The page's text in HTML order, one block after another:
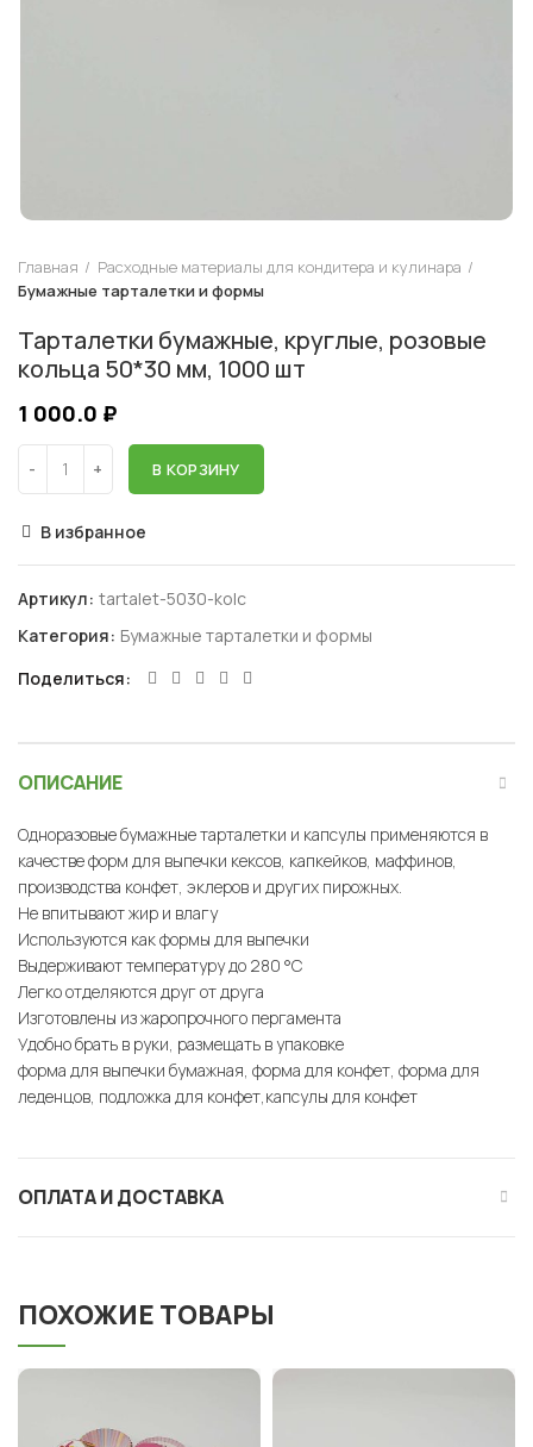
Главная
Расходные материалы для кондитера и кулинара
Бумажные тарталетки и формы
Тарталетки бумажные, круглые, розовые
кольца 50*30 мм, 1000 шт
1 000.0 ₽
В КОРЗИНУ
В избранное
Артикул: tartalet-5030-kolc
Категория: Бумажные тарталетки и формы
Поделиться
ОПИСАНИЕ
Одноразовые бумажные тарталетки и капсулы применяются в
качестве форм для выпечки кексов, капкейков, маффинов,
производства конфет, эклеров и других пирожных.
Не впитывают жир и влагу
Используются как формы для выпечки
Выдерживают температуру до 280 °C
Легко отделяются друг от друга
Изготовлены из жаропрочного пергамента
Удобно брать в руки, размещать в упаковке
форма для выпечки бумажная, форма для конфет, форма для
леденцов, подложка для конфет,капсулы для конфет
ОПЛАТА И ДОСТАВКА
ПОХОЖИЕ ТОВАРЫ